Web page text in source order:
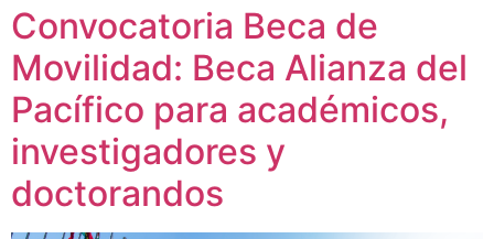
Convocatoria Beca de
Movilidad: Beca Alianza del
Pacífico para académicos,
investigadores y
doctorandos